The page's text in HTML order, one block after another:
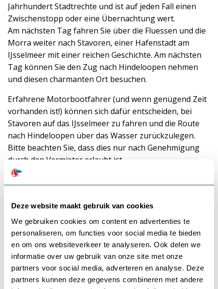
Deze website maakt gebruik van cookies
We gebruiken cookies om content en advertenties te
personaliseren, om functies voor social media te bieden
en om ons websiteverkeer te analyseren. Ook delen we
informatie over uw gebruik van onze site met onze
partners voor social media, adverteren en analyse. Deze
partners kunnen deze gegevens combineren met andere
Jahrhundert Stadtrechte und ist auf jeden Fall einen
Zwischenstopp oder eine Übernachtung wert.
Am nächsten Tag fahren Sie über die Fluessen und die
Morra weiter nach Stavoren, einer Hafenstadt am
IJsselmeer mit einer reichen Geschichte. Am nächsten
Tag können Sie den Zug nach Hindeloopen nehmen
und diesen charmanten Ort besuchen.
Erfahrene Motorbootfahrer (und wenn genügend Zeit
vorhanden ist!) können sich dafür entscheiden, bei
Stavoren auf das IJsselmeer zu fahren und die Route
nach Hindeloopen über das Wasser zurückzulegen.
Bitte beachten Sie, dass dies nur nach Genehmigung
durch den Vermieter erlaubt ist.
Auf nach Workum, einer der bekanntesten Elfstädte.
Hier können Sie charakteristische Fassaden, das Jopie-
Huisman-Museum und den herrlichen Blick über das
IJsselmeer genießen.
Über den Workumer Trekuffel fahren Sie nach
Bolsward, wo Sie gemütliche Gassen und lauschige